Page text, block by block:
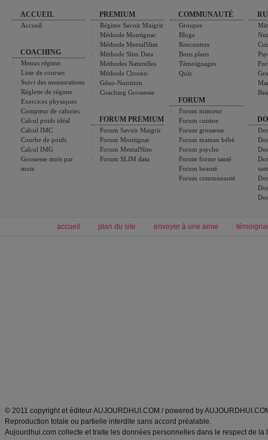
ACCUEIL
Accueil
COACHING
Menus régime
Liste de courses
Suivi des mensurations
Réglette de régime
Exercices physiques
Compteur de calories
Calcul poids idéal
Calcul IMC
Courbe de poids
Calcul IMG
Grossesse mois par
mois
PREMIUM
Régime Savoir Maigrir
Méthode Montignac
Méthode MentalSlim
Méthode Slim Data
Méthodes Naturelles
Méthode Chrono-
Géno-Nutrition
Coaching Grossesse
FORUM PREMIUM
Forum Savoir Maigrir
Forum Montignac
Forum MentalSlim
Forum SLIM data
COMMUNAUTÉ
Groupes
Blogs
Rencontres
Bons plans
Témoignages
Quiz
FORUM
Forum minceur
Forum cuisine
Forum grossesse
Forum maman bébé
Forum psycho
Forum forme santé
Forum beauté
Forum communauté
accueil plan du site envoyer à une amie
© 2011 copyright et éditeur AUJOURDHUI.COM / powered by
Reproduction totale ou partielle interdite sans accord préalable.
Aujourdhui.com collecte et traite les données personnelles dans le respect de